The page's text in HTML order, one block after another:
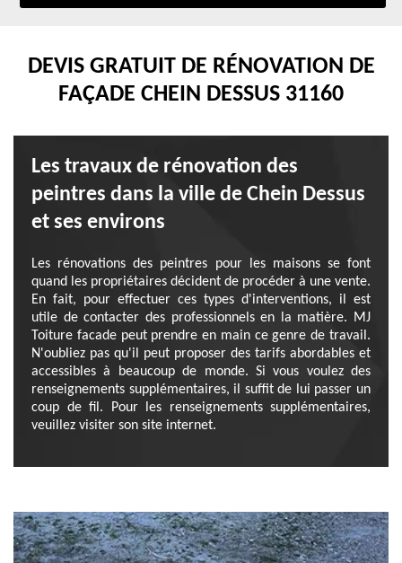
DEVIS GRATUIT DE RÉNOVATION DE
FAÇADE CHEIN DESSUS 31160
Les travaux de rénovation des
peintres dans la ville de Chein Dessus
et ses environs
Les rénovations des peintres pour les maisons se font
quand les propriétaires décident de procéder à une vente.
En fait, pour effectuer ces types d'interventions, il est
utile de contacter des professionnels en la matière. MJ
Toiture facade peut prendre en main ce genre de travail.
N'oubliez pas qu'il peut proposer des tarifs abordables et
accessibles à beaucoup de monde. Si vous voulez des
renseignements supplémentaires, il suffit de lui passer un
coup de fil. Pour les renseignements supplémentaires,
veuillez visiter son site internet.